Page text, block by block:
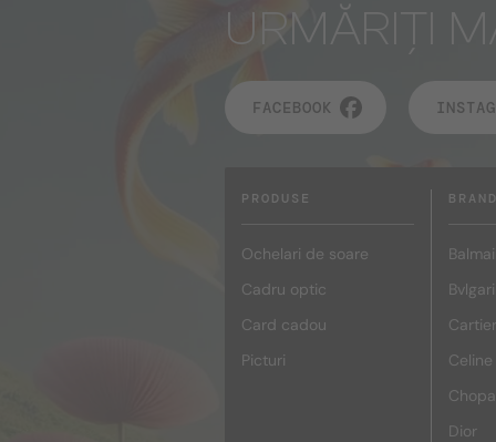
URMĂRIȚI
FACEBOOK
PRODUSE
Ochelari de soare
Cadru optic
Card cadou
Picturi
Bvlgari
Cartier
Celine
Dior